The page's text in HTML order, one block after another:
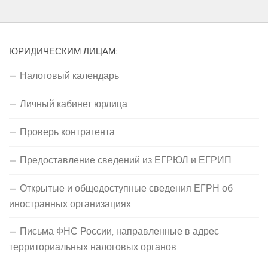
ЮРИДИЧЕСКИМ ЛИЦАМ:
Налоговый календарь
Личный кабинет юрлица
Проверь контрагента
Предоставление сведений из ЕГРЮЛ и ЕГРИП
Открытые и общедоступные сведения ЕГРН об
иностранных организациях
Письма ФНС России, направленные в адрес
территориальных налоговых органов